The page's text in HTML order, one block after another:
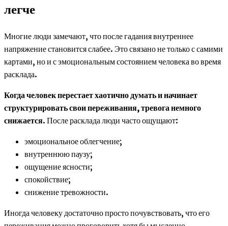
легче
Многие люди замечают, что после гадания внутреннее
напряжение становится слабее. Это связано не только с самими
картами, но и с эмоциональным состоянием человека во время
расклада.
Когда человек перестает хаотично думать и начинает
структурировать свои переживания, тревога немного
снижается. После расклада люди часто ощущают:
эмоциональное облегчение;
внутреннюю паузу;
ощущение ясности;
спокойствие;
снижение тревожности.
Иногда человеку достаточно просто почувствовать, что его